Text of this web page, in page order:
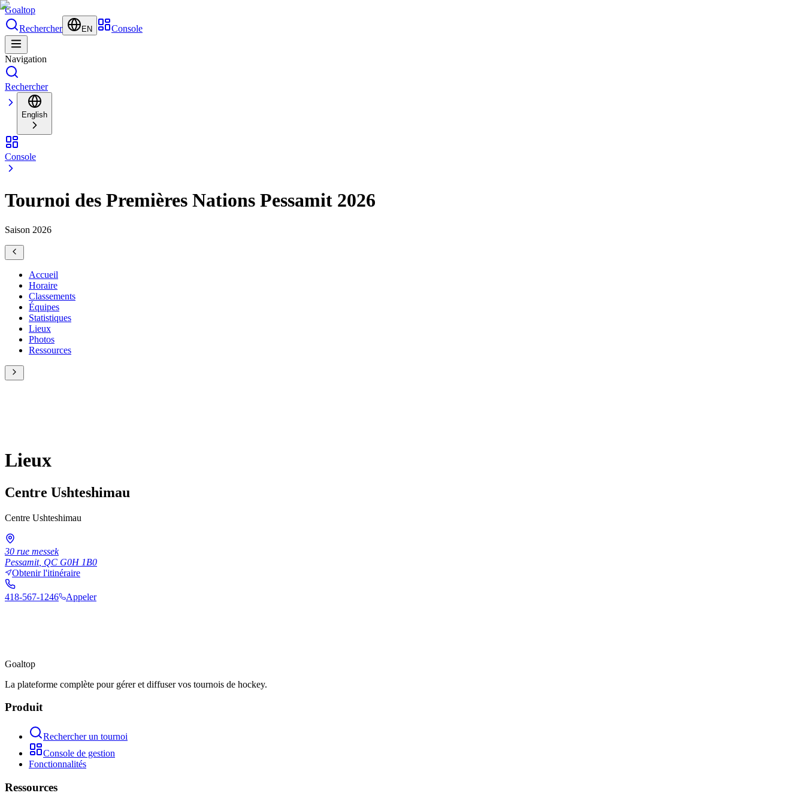
Goaltop
Rechercher
EN Console
Navigation
Rechercher
English
Console
Tournoi des Premières Nations Pessamit 2026
Saison 2026
Accueil
Horaire
Classements
Équipes
Statistiques
Lieux
Photos
Ressources
Lieux
Centre Ushteshimau
Centre Ushteshimau
30 rue messek
Pessamit, QC G0H 1B0
Obtenir l'itinéraire
418-567-1246 Appeler
Goaltop
La plateforme complète pour gérer et diffuser vos tournois de hockey.
Produit
Rechercher un tournoi
Console de gestion
Fonctionnalités
Ressources